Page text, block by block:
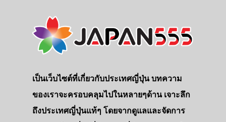
เป็นเว็บไซต์ที่เกี่ยวกับประเทศญี่ปุ่น บทความ
ของเราจะครอบคลุมไปในหลายๆด้าน เจาะลึก
ถึงประเทศญี่ปุ่นแท้ๆ โดยจากดูแลและจัดการ